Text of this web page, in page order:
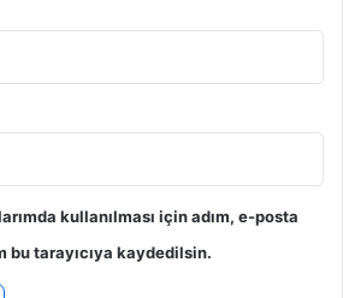
kullanılması için adım, e-posta
bu tarayıcıya kaydedilsin.